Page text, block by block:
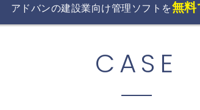
アドバンの建設業向け管理ソフトを無料
CASE